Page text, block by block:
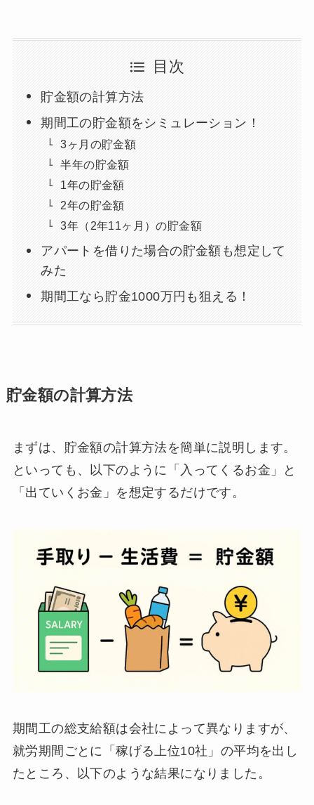
目次
貯金額の計算方法
期間工の貯金額をシミュレーション！
3ヶ月の貯金額
半年の貯金額
1年の貯金額
2年の貯金額
3年（2年11ヶ月）の貯金額
アパートを借りた場合の貯金額も想定して
みた
期間工なら貯金1000万円も狙える！
貯金額の計算方法
まずは、貯金額の計算方法を簡単に説明します。
といっても、以下のように「入ってくるお金」と
「出ていくお金」を想定するだけです。
期間工の総支給額は会社によって異なりますが、
就労期間ごとに「稼げる上位10社」の平均を出し
たところ、以下のような結果になりました。